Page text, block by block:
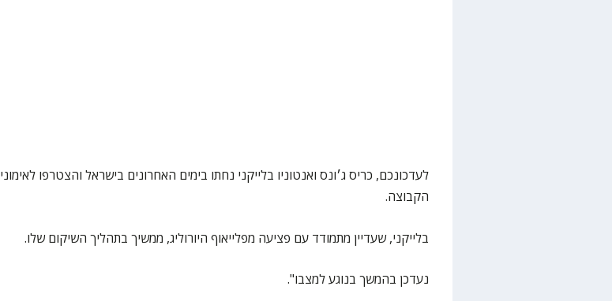
לעדכונכם, כריס ג׳ונס ואנטוניו בלייקני נחתו בימים האחרונים בישראל והצטרפו לאימוני
הקבוצה.
בלייקני, שעדיין מתמודד עם פציעה מפלייאוף היורוליג, ממשיך בתהליך השיקום שלו.
נעדכן בהמשך בנוגע למצבו".